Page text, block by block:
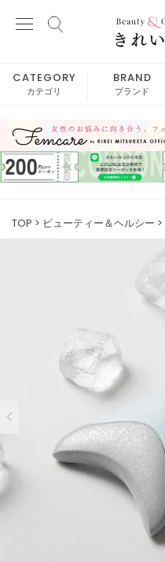
CATEGORY
カテゴリ
BRAND
ブランド
TOP ビューティー＆ヘルシー